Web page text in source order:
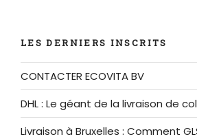
LES DERNIERS INSCRITS
CONTACTER ECOVITA BV
DHL : Le géant de la livraison de
Livraison à Bruxelles : Comment